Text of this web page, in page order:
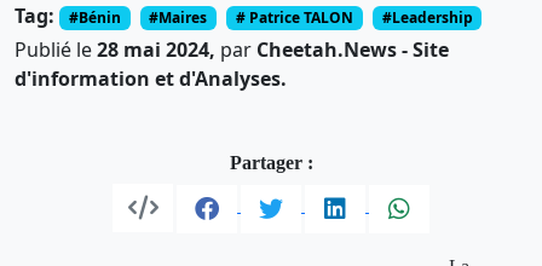
Tag: #Bénin #Maires # Patrice TALON #Leadership
Publié le28 mai 2024, par Cheetah.News - Site
d'information et d'Analyses.
Partager :